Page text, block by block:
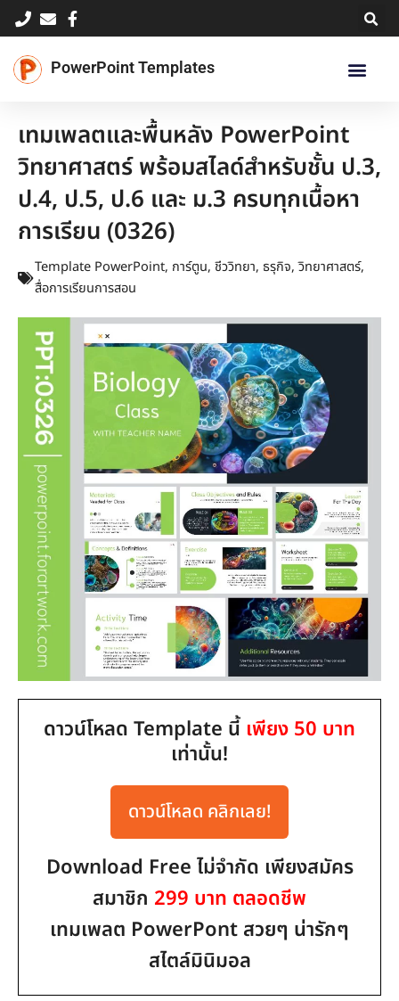
content
PowerPoint Templates
เทมเพลตและพื้นหลัง PowerPoint
วิทยาศาสตร์ พร้อมสไลด์สำหรับชั้น ป.3,
ป.4, ป.5, ป.6 และ ม.3 ครบทุกเนื้อหา
การเรียน (0326)
Template PowerPoint, การ์ตูน, ชีววิทยา, ธรุกิจ,วิทยาศาสตร์,
สื่อการเรียนการสอน
ดาวน์โหลด Template นี้ เพียง 50 บาท
เท่านั้น!
ดาวน์โหลด คลิกเลย!
Download Free ไม่จำกัด เพียงสมัคร
สมาชิก 299 บาท ตลอดชีพ
เทมเพลต PowerPont สวยๆ น่ารักๆ
สไตล์มินิมอล